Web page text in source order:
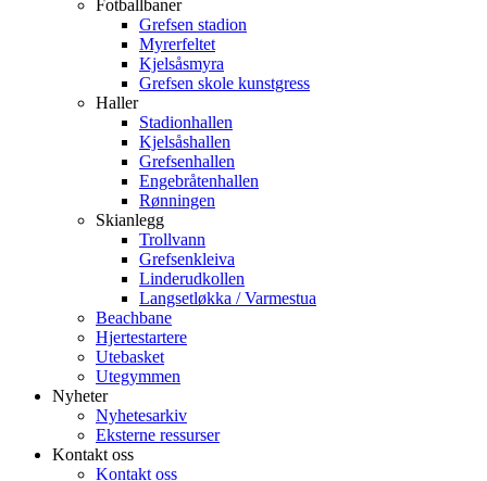
Fotballbaner
Grefsen stadion
Myrerfeltet
Kjelsåsmyra
Grefsen skole kunstgress
Haller
Stadionhallen
Kjelsåshallen
Grefsenhallen
Engebråtenhallen
Rønningen
Skianlegg
Trollvann
Grefsenkleiva
Linderudkollen
Langsetløkka / Varmestua
Beachbane
Hjertestartere
Utebasket
Utegymmen
Nyheter
Nyhetesarkiv
Eksterne ressurser
Kontakt oss
Kontakt oss